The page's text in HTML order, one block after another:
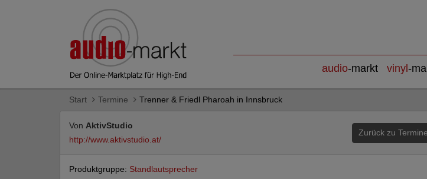
audio-markt vinyl -
Start Termine Trenner & Friedl Pharoah in Innsbruck
Von AktivStudio
http://www.aktivstudio.at/
Zurück zu Termine
Produktgruppe: Standlautsprecher